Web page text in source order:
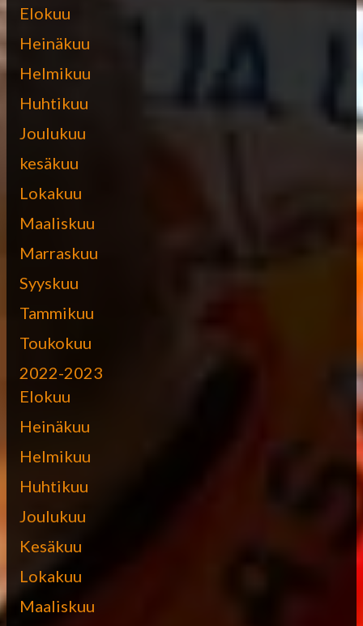
Elokuu
Heinäkuu
Helmikuu
Huhtikuu
Joulukuu
kesäkuu
Lokakuu
Maaliskuu
Marraskuu
Syyskuu
Tammikuu
Toukokuu
2022-2023
Elokuu
Heinäkuu
Helmikuu
Huhtikuu
Joulukuu
Kesäkuu
Lokakuu
Maaliskuu